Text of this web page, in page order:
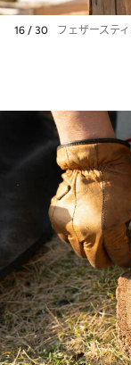
16 / 30 フェザーステ